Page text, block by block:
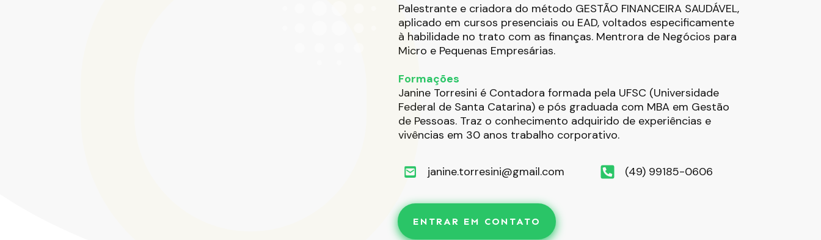
Palestrante e criadora do método GESTÃO FINANCEIRA SAUDÁVEL,
aplicado em cursos presenciais ou EAD, voltados especificamente
à habilidade no trato com as finanças. Mentrora de Negócios para
Micro e Pequenas Empresárias.
Formações
Janine Torresini é Contadora formada pela UFSC (Universidade
Federal de Santa Catarina) e pós graduada com MBA em Gestão
de Pessoas. Traz o conhecimento adquirido de experiências e
vivências em 30 anos trabalho corporativo.
janine.torresini@gmail.com (49) 99185-0606
ENTRAR EM CONTATO